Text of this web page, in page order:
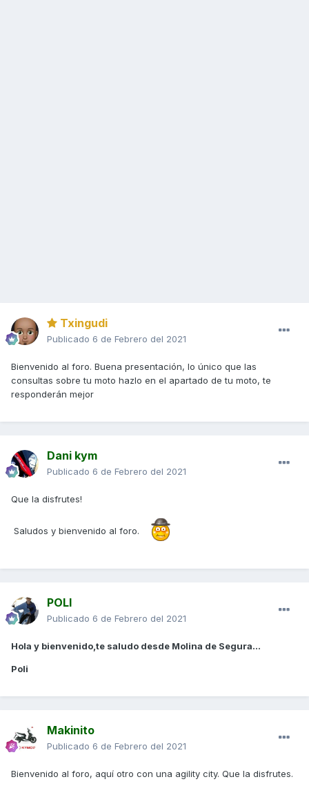
Txingudi
Publicado 6 de Febrero del 2021
Bienvenido al foro. Buena presentación, lo único que las
consultas sobre tu moto hazlo en el apartado de tu moto, te
responderán mejor
Dani kym
Publicado 6 de Febrero del 2021
Que la disfrutes!
Saludos y bienvenido al foro.
POLI
Publicado 6 de Febrero del 2021
Hola y bienvenido,te saludo desde Molina de Segura...
Poli
Makinito
Publicado 6 de Febrero del 2021
Bienvenido al foro, aquí otro con una agility city. Que la disfrutes.